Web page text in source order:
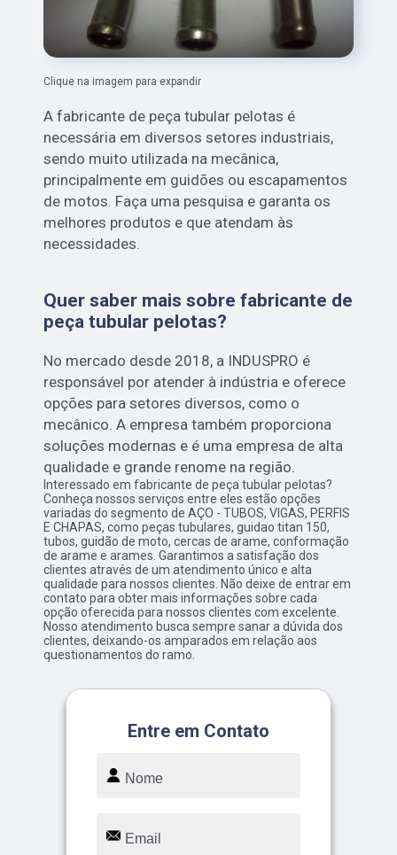
Clique na imagem para expandir
A fabricante de peça tubular pelotas é
necessária em diversos setores industriais,
sendo muito utilizada na mecânica,
principalmente em guidões ou escapamentos
de motos. Faça uma pesquisa e garanta os
melhores produtos e que atendam às
necessidades.
Quer saber mais sobre fabricante de
peça tubular pelotas?
No mercado desde 2018, a INDUSPRO é
responsável por atender à indústria e oferece
opções para setores diversos, como o
mecânico. A empresa também proporciona
soluções modernas e é uma empresa de alta
qualidade e grande renome na região.
Interessado em fabricante de peça tubular pelotas?
Conheça nossos serviços entre eles estão opções
variadas do segmento de AÇO - TUBOS, VIGAS, PERFIS
E CHAPAS, como peças tubulares, guidao titan 150,
tubos, guidão de moto, cercas de arame, conformação
de arame e arames. Garantimos a satisfação dos
clientes através de um atendimento único e alta
qualidade para nossos clientes. Não deixe de entrar em
contato para obter mais informações sobre cada
opção oferecida para nossos clientes com excelente.
Nosso atendimento busca sempre sanar a dúvida dos
clientes, deixando-os amparados em relação aos
questionamentos do ramo.
Entre em Contato